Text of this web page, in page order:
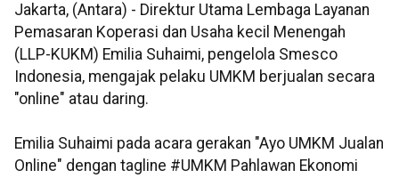
Jakarta, (Antara) - Direktur Utama Lembaga Layanan
Pemasaran Koperasi dan Usaha kecil Menengah
(LLP-KUKM) Emilia Suhaimi, pengelola Smesco
Indonesia, mengajak pelaku UMKM berjualan secara
"online" atau daring.
Emilia Suhaimi pada acara gerakan "Ayo UMKM Jualan
Online" dengan tagline #UMKM Pahlawan Ekonomi